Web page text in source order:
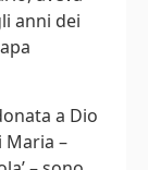
anni dei
a Dio
Maria –